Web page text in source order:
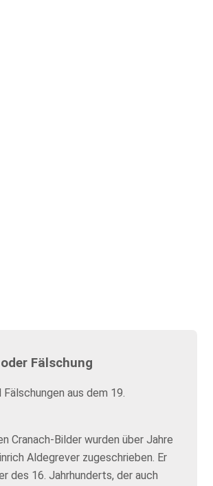
Fälschung
aus dem 19.
Cranach-Bilder wurden über Jahre
Aldegrever zugeschrieben. Er
des 16. Jahrhunderts, der auch